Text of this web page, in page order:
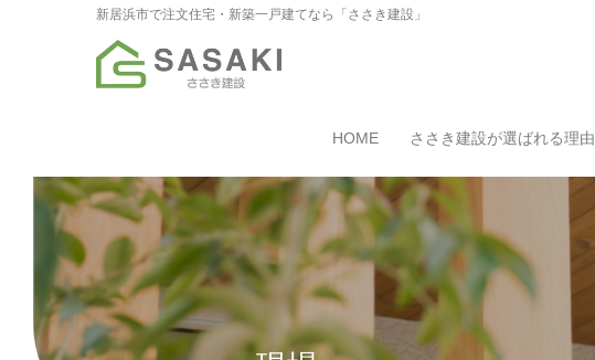
新居浜市で注文住宅・新築一戸建てなら「ささき建設」
HOME ささき建設が選ばれる理由